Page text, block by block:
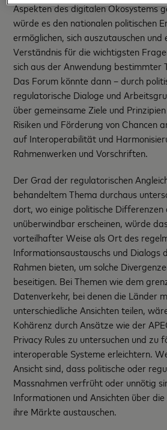
Aspekten des digitalen Ökosystems
würde es den nationalen politischen
ermöglichen, sich auszutauschen und
Verständnis für die wichtigsten
sich aus der Anwendung bestimmter
Das Forum könnte dann – durch
regulatorische Dialoge und
über gemeinsame Ziele und
Risiken und Förderung von Chancen
auf Interoperabilität und
Rahmenwerken und Vorschriften.
Der Grad der regulatorischen
behandeltem Thema durchaus
dort, wo einige politische
unüberwindbar erscheinen, würde
vorteilhafter Weise als Ort des
Informationsaustauschs und Dialogs
Rahmen bieten, um solche
beseitigen. Bei Themen wie dem
Datenverkehr, bei denen die Länder
unterschiedliche Ansichten teilen,
Kohärenz durch Ansätze wie der
Privacy Rules zu untersuchen und zu
interoperable Systeme erleichtern.
Ansicht sind, dass politische oder
Massnahmen verfrüht oder unnötig
Informationen und Ansichten über
ihre Märkte austauschen.